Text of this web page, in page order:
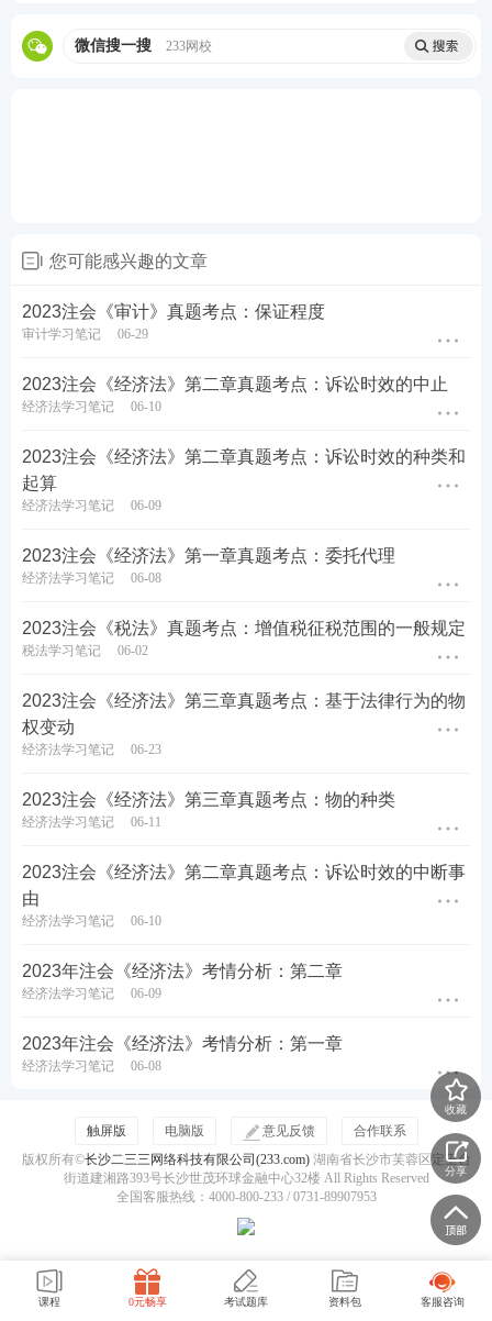
微信搜一搜 233网校
您可能感兴趣的文章
2023注会《审计》真题考点：保证程度
审计学习笔记 06-29
2023注会《经济法》第二章真题考点：诉讼时效的中止
经济法学习笔记 06-10
2023注会《经济法》第二章真题考点：诉讼时效的种类和
起算
经济法学习笔记 06-09
2023注会《经济法》第一章真题考点：委托代理
经济法学习笔记 06-08
2023注会《税法》真题考点：增值税征税范围的一般规定
税法学习笔记 06-02
2023注会《经济法》第三章真题考点：基于法律行为的物
权变动
经济法学习笔记 06-23
2023注会《经济法》第三章真题考点：物的种类
经济法学习笔记 06-11
2023注会《经济法》第二章真题考点：诉讼时效的中断事
由
经济法学习笔记 06-10
2023年注会《经济法》考情分析：第二章
经济法学习笔记 06-09
2023年注会《经济法》考情分析：第一章
经济法学习笔记 06-08
触屏版 电脑版 意见反馈
合作联系
版权所有©长沙二三三网络科技有限公司(233.com)湖南省长沙市芙蓉区定王台
街道建湘路393号长沙世茂环球金融中心32楼 All Rights Reserved
全国客服热线：4000-800-233 / 0731-89907953
收藏
分享
课程 0元畅享 考试题库 资料包 客服咨询